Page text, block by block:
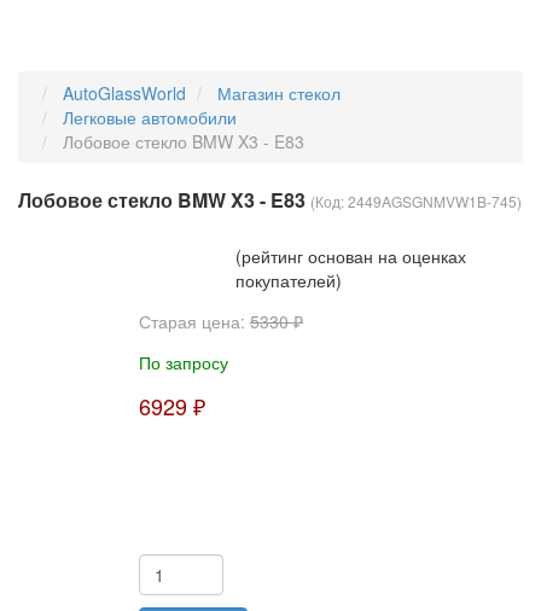
AutoGlassWorld
Магазин стекол
Легковые автомобили
Лобовое стекло BMW X3 - E83
Лобовое стекло BMW X3 - E83 (Код:2449AGSGNMVW1B-745)
(рейтинг основан на оценках
покупателей)
Старая цена: 5330 ₽
По запросу
6929 ₽